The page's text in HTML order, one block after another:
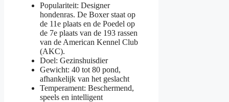
Populariteit: Designer
hondenras. De Boxer staat op
de 11e plaats en de Poedel op
de 7e plaats van de 193 rassen
van de American Kennel Club
(AKC).
Doel: Gezinshuisdier
Gewicht: 40 tot 80 pond,
afhankelijk van het geslacht
Temperament: Beschermend,
speels en intelligent